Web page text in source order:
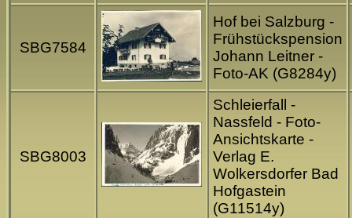
SBG7584
Hof bei Salzburg -
Frühstückspension
Johann Leitner -
Foto-AK (G8284y)
SBG8003
Schleierfall -
Nassfeld - Foto-
Ansichtskarte -
Verlag E.
Wolkersdorfer Bad
Hofgastein
(G11514y)